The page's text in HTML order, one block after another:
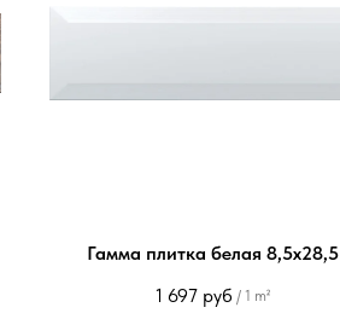
Гамма плитка белая 8,5х28,5
1 697 руб / 1 m²